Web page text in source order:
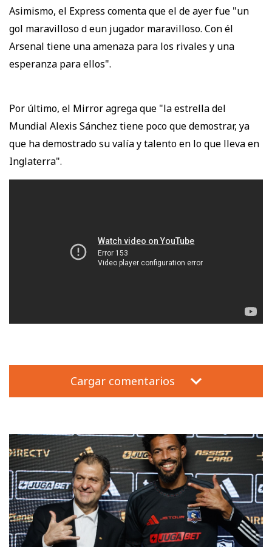
Asimismo, el Express comenta que el de ayer fue "un
gol maravilloso d eun jugador maravilloso. Con él
Arsenal tiene una amenaza para los rivales y una
esperanza para ellos".
Por último, el Mirror agrega que "la estrella del
Mundial Alexis Sánchez tiene poco que demostrar, ya
que ha demostrado su valía y talento en lo que lleva en
Inglaterra".
Cargar comentarios